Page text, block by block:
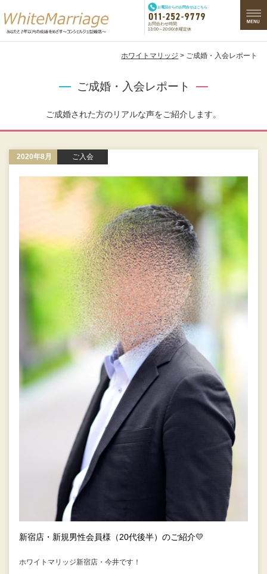
お電話からのお問合せはこちら
お問合わせ時間
13:00～20:00/水曜定休
ホワイトマリッジ > ご成婚・入会レポート
ご成婚・入会レポート
ご成婚された方のリアルな声をご紹介します。
2020年8月 ご入会
新宿店・新規男性会員様（20代後半）のご紹介💛
ホワイトマリッジ新宿店・今井です！